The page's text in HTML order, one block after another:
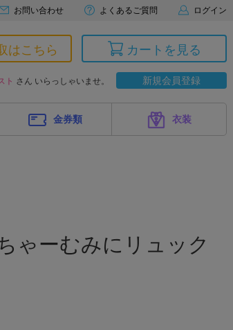
お問い合わせ よくあるご質問 ログイン
はこちら カートを見る
ト さん いらっしゃいませ。 新規会員登録
金券類 衣装
ゃーむみにリュック